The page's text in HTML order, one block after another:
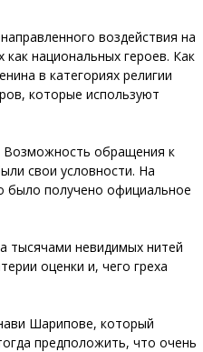
воздействия на
как национальных героев. Как
в категориях религии
которые используют
Возможность обращения к
свои условности. На
было получено официальное
тысячами невидимых нитей
оценки и, чего греха
Шарипове, который
предположить, что очень